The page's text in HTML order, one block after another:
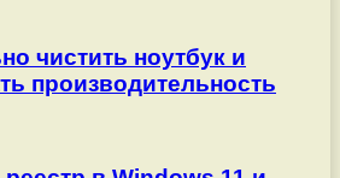
чистить ноутбук и
производительность